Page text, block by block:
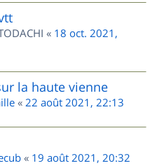
« 18 oct. 2021,
la haute vienne
« 22 août 2021, 22:13
« 19 août 2021, 20:32